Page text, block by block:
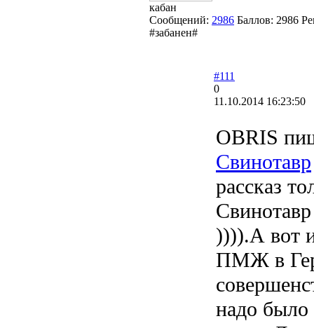
кабан
Сообщений: 2986 Баллов: 2986
#забанен#
#111
0
11.10.2014 16:23:50
OBRIS
Свинотавр
рассказ
)))).А вот
ПМЖ в
надо было